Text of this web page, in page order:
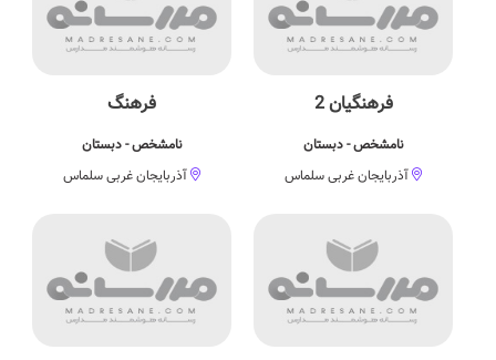
فرهنگیان 2
نامشخص - دبستان
آذربایجان غربی سلماس
فرهنگ
نامشخص - دبستان
آذربایجان غربی سلماس